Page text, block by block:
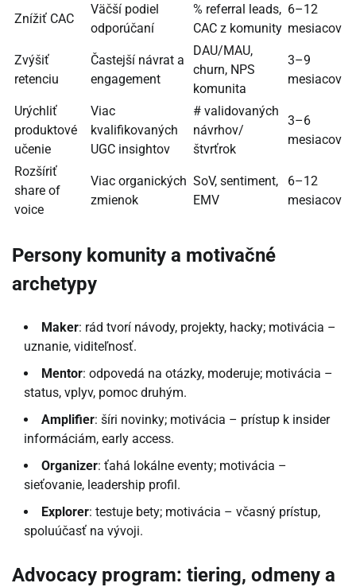
Znížiť CAC
Väčší podiel
odporúčaní
% referral leads,
CAC z komunity
6–12
mesiacov
Zvýšiť
retenciu
Častejší návrat a
engagement
DAU/MAU,
churn, NPS
komunita
3–9
mesiacov
Urýchliť
produktové
učenie
Viac
kvalifikovaných
UGC insightov
# validovaných
návrhov/
štvrťrok
3–6
mesiacov
Rozšíriť
share of
voice
Viac organických
zmienok
SoV, sentiment,
EMV
6–12
mesiacov
Persony komunity a motivačné
archetypy
Maker: rád tvorí návody, projekty, hacky; motivácia –
uznanie, viditeľnosť.
Mentor: odpovedá na otázky, moderuje; motivácia –
status, vplyv, pomoc druhým.
Amplifier: šíri novinky; motivácia – prístup k insider
informáciám, early access.
Organizer: ťahá lokálne eventy; motivácia –
sieťovanie, leadership profil.
Explorer: testuje bety; motivácia – včasný prístup,
spoluúčasť na vývoji.
Advocacy program: tiering, odmeny a